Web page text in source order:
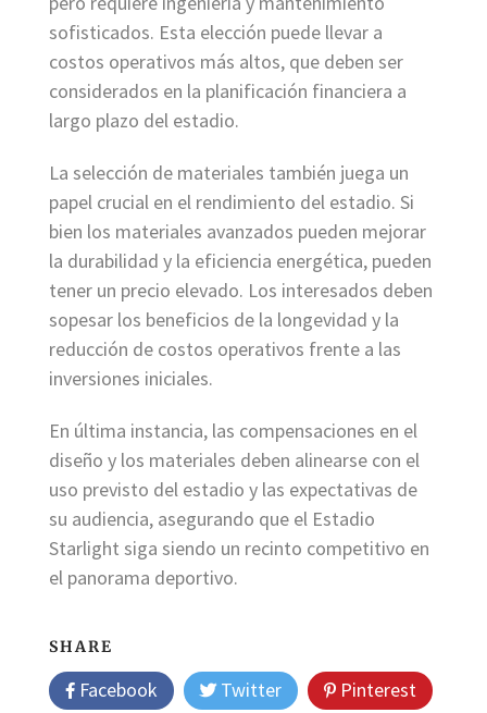
sofisticados. Esta elección puede llevar a
costos operativos más altos, que deben ser
considerados en la planificación financiera a
largo plazo del estadio.
La selección de materiales también juega un
papel crucial en el rendimiento del estadio. Si
bien los materiales avanzados pueden mejorar
la durabilidad y la eficiencia energética, pueden
tener un precio elevado. Los interesados deben
sopesar los beneficios de la longevidad y la
reducción de costos operativos frente a las
inversiones iniciales.
En última instancia, las compensaciones en el
diseño y los materiales deben alinearse con el
uso previsto del estadio y las expectativas de
su audiencia, asegurando que el Estadio
Starlight siga siendo un recinto competitivo en
el panorama deportivo.
SHARE
Facebook Twitter
Pinterest